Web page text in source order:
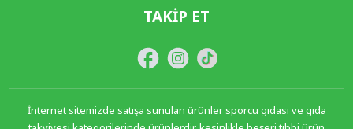
TAKIP ET
İnternet sitemizde satışa sunulan ürünler sporcu gıdası ve gıda